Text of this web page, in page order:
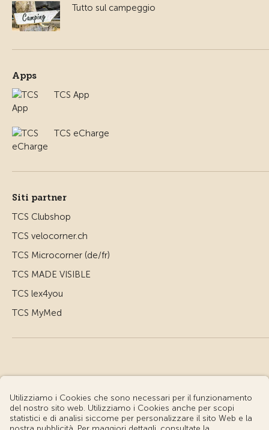
Tutto sul campeggio
Apps
TCS App
TCS eCharge
Siti partner
TCS Clubshop
TCS velocorner.ch
TCS Microcorner (de/fr)
TCS MADE VISIBLE
TCS lex4you
TCS MyMed